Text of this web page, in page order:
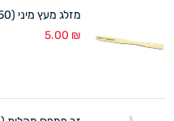
מזלג מעץ מיני (50 יח)
5.00 ₪